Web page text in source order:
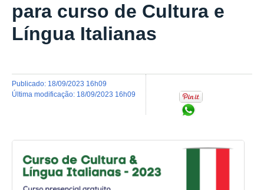
para curso de Cultura e
Língua Italianas
publicado: 18/09/2023 16h09
última modificação: 18/09/2023 16h09